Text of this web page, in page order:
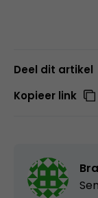
Deel dit artikel
Kopieer link